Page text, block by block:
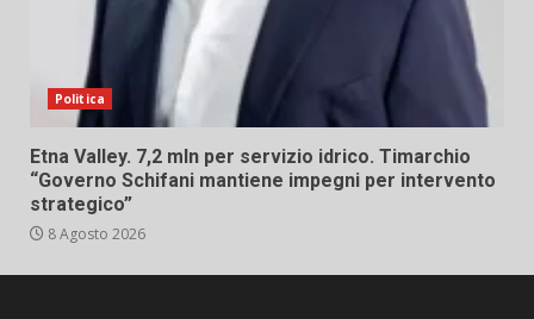
Politica
Etna Valley. 7,2 mln per servizio idrico. Timarchio
“Governo Schifani mantiene impegni per intervento
strategico”
8 Agosto 2026